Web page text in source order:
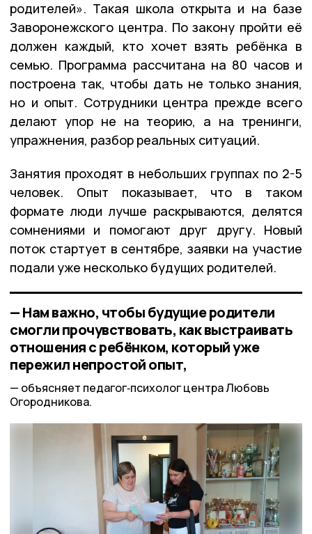
родителей». Такая школа открыта и на базе
Заворонежского центра. По закону пройти её
должен каждый, кто хочет взять ребёнка в
семью. Программа рассчитана на 80 часов и
построена так, чтобы дать не только знания,
но и опыт. Сотрудники центра прежде всего
делают упор не на теорию, а на тренинги,
упражнения, разбор реальных ситуаций.
Занятия проходят в небольших группах по 2-5
человек. Опыт показывает, что в таком
формате люди лучше раскрываются, делятся
сомнениями и помогают друг другу. Новый
поток стартует в сентябре, заявки на участие
подали уже несколько будущих родителей.
— Нам важно, чтобы будущие родители
смогли прочувствовать, как выстраивать
отношения с ребёнком, который уже
пережил непростой опыт,
объясняет педагог‑психолог центра Любовь
Огородникова.